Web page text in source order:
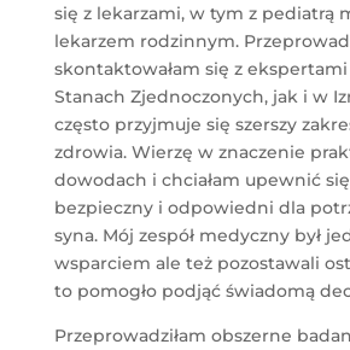
się z lekarzami, w tym z pediatrą
lekarzem rodzinnym.
skontaktowałam się z
Stanach Zjednoczonych, jak i w
często przyjmuje się szerszy
zdrowia. Wierzę w znaczenie
dowodach i chciałam upewnić
bezpieczny i odpowiedni dla
syna. Mój zespół medyczny był
wsparciem ale też pozostawali
to pomogło podjąć świadomą
Przeprowadziłam obszerne